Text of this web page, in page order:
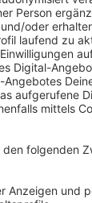
Neben
auch dazu,
mehr.
Vaters
auch noch
und Ray